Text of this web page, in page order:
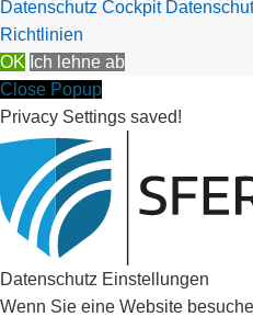
Datenschutz Cockpit
Richtlinien
OK Ich lehne ab
Close Popup
Privacy Settings saved!
Datenschutz Einstellungen
Wenn Sie eine Website